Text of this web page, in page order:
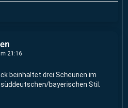
21:16
beinhaltet drei Scheunen im
bayerischen Stil.